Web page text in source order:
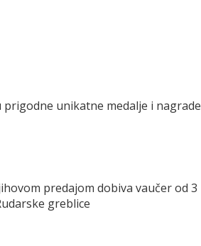
unikatne medalje i nagrade
predajom dobiva vaučer od 3
greblice